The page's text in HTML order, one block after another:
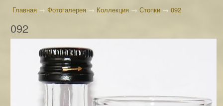
Главная → Фотогалерея → Коллекция → Стопки → 092
092